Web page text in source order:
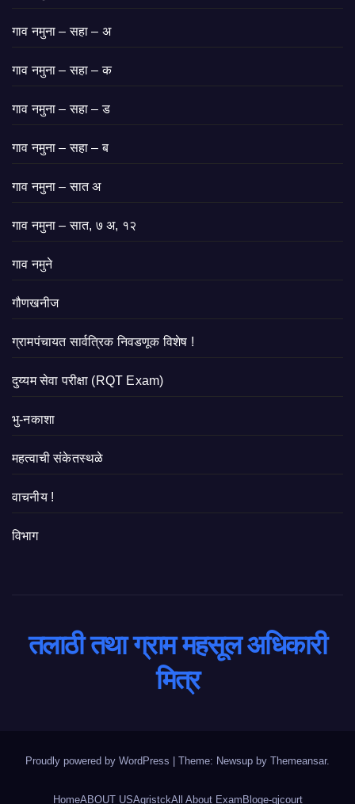
गाव नमुना – सहा – अ
गाव नमुना – सहा – क
गाव नमुना – सहा – ड
गाव नमुना – सहा – ब
गाव नमुना – सात अ
गाव नमुना – सात, ७ अ, १२
गाव नमुने
गौणखनीज
ग्रामपंचायत सार्वत्रिक निवडणूक विशेष !
दुय्यम सेवा परीक्षा (RQT Exam)
भु-नकाशा
महत्वाची संकेतस्थळे
वाचनीय !
विभाग
तलाठी तथा ग्राम महसूल अधिकारी
मित्र
Proudly powered by WordPress Theme: Newsup by Themeansar.
HomeABOUT USAgristckAll About ExamBloge-qjcourt